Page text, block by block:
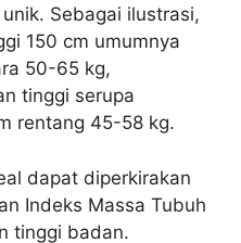
Sebagai ilustrasi,
150 cm umumnya
50-65 kg,
tinggi serupa
rentang 45-58 kg.
dapat diperkirakan
Indeks Massa Tubuh
tinggi badan.